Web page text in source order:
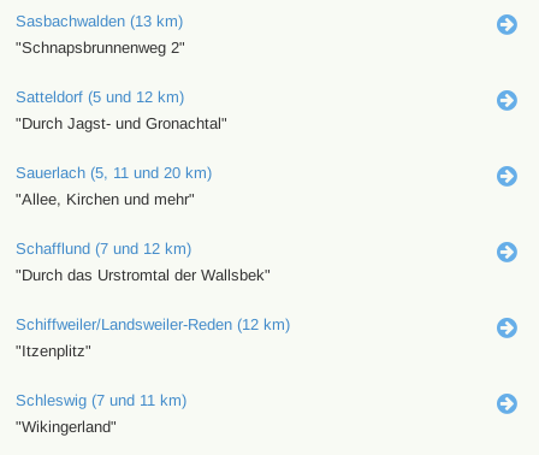
Sasbachwalden (13 km)
"Schnapsbrunnenweg 2"
Satteldorf (5 und 12 km)
"Durch Jagst- und Gronachtal"
Sauerlach (5, 11 und 20 km)
"Allee, Kirchen und mehr"
Schafflund (7 und 12 km)
"Durch das Urstromtal der Wallsbek"
Schiffweiler/Landsweiler-Reden (12 km)
"Itzenplitz"
Schleswig (7 und 11 km)
"Wikingerland"